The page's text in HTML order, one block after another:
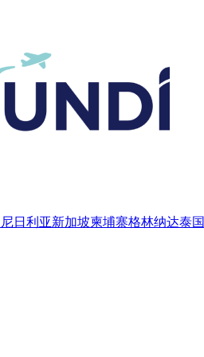
尼日利亚新加坡柬埔寨格林纳达泰国